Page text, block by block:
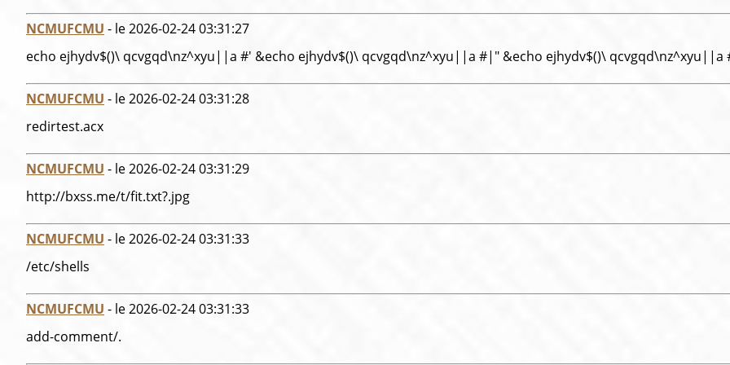
NCMUFCMU - le 2026-02-24 03:31:27
echo ejhydv$()\ qcvgqd\nz^xyu||a #' &echo ejhydv$()\ qcvgqd\nz^xyu||a #|" &echo ejhydv$()\ qcvgqd\nz^xyu||a
NCMUFCMU - le 2026-02-24 03:31:28
redirtest.acx
NCMUFCMU - le 2026-02-24 03:31:29
http://bxss.me/t/fit.txt?.jpg
NCMUFCMU - le 2026-02-24 03:31:33
/etc/shells
NCMUFCMU - le 2026-02-24 03:31:33
add-comment/.